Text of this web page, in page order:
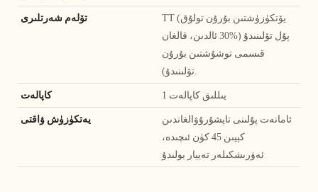
تۆلەم شەرتلىرى
TT (يۆتكۈزۈشتىن بۇرۇن تولۇق
پۇل تۆلىنىدۇ (%30 ئالدىن، قالغان
قىسمى توشۇشتىن بۇرۇن
كاپالەت 1 يىللىق كاپالەت
يەتكۈزۈش ۋاقتى
ئامانەت پۇلىنى تاپشۇرۇۋالغاندىن
كېيىن 45 كۈن ئىچىدە،
ئەۋرىشكىلەر تەييار بولىدۇ